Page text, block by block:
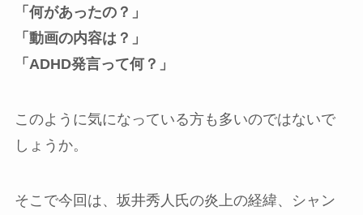
「何があったの？」
「動画の内容は？」
「ADHD発言って何？」
このように気になっている方も多いのではないで
しょうか。
そこで今回は、坂井秀人氏の炎上の経緯、シャン